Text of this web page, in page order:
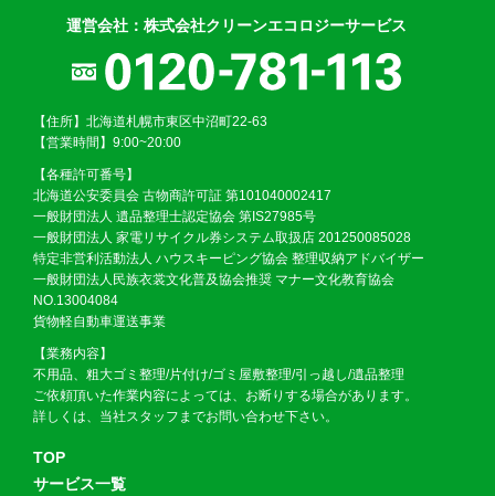
運営会社：株式会社クリーンエコロジーサービス
【住所】北海道札幌市東区中沼町22-63
【営業時間】9:00~20:00
【各種許可番号】
北海道公安委員会 古物商許可証 第101040002417
一般財団法人 遺品整理士認定協会 第IS27985号
一般財団法人 家電リサイクル券システム取扱店 201250085028
特定非営利活動法人 ハウスキーピング協会 整理収納アドバイザー
一般財団法人民族衣裳文化普及協会推奨 マナー文化教育協会
NO.13004084
貨物軽自動車運送事業
【業務内容】
不用品、粗大ゴミ整理/片付け/ゴミ屋敷整理/引っ越し/遺品整理
ご依頼頂いた作業内容によっては、お断りする場合があります。
詳しくは、当社スタッフまでお問い合わせ下さい。
TOP
サービス一覧